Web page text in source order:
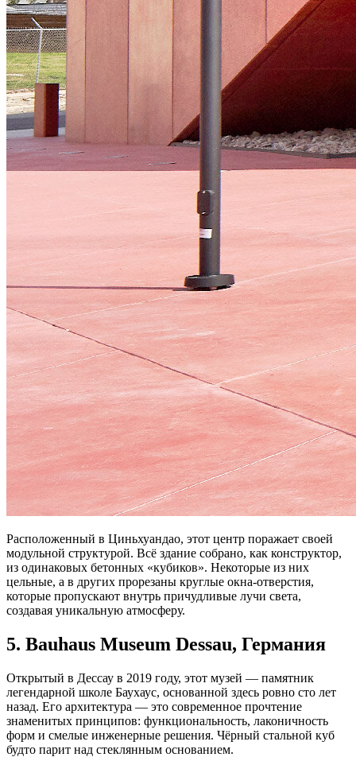
Расположенный в Циньхуандао, этот центр поражает своей
модульной структурой. Всё здание собрано, как конструктор,
из одинаковых бетонных «кубиков». Некоторые из них
цельные, а в других прорезаны круглые окна-отверстия,
которые пропускают внутрь причудливые лучи света,
создавая уникальную атмосферу.
5. Bauhaus Museum Dessau, Германия
Открытый в Дессау в 2019 году, этот музей — памятник
легендарной школе Баухаус, основанной здесь ровно сто лет
назад. Его архитектура — это современное прочтение
знаменитых принципов: функциональность, лаконичность
форм и смелые инженерные решения. Чёрный стальной куб
будто парит над стеклянным основанием.